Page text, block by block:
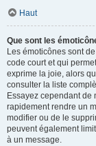
Haut
Que sont les
Les émoticônes sont
code court et qui
exprime la joie, alors
consulter la liste
Essayez cependant
rapidement rendre un
modifier ou de le
peuvent également
à un message.